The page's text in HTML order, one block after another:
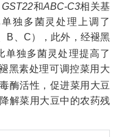
GST22和ABC-C3相关基
独多菌灵处理上调了
B、C），此外，经褪黑
单独多菌灵处理提高了
黑素处理可调控菜用大
酶活性，促进菜用大豆
解菜用大豆中的农药残